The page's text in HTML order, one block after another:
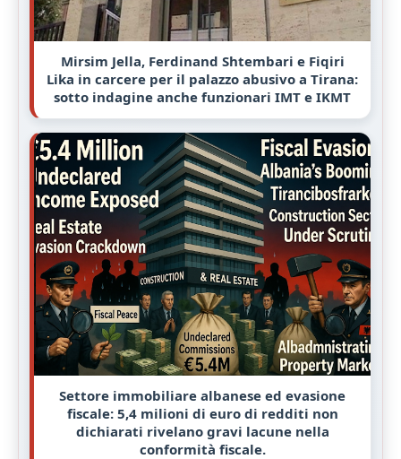
Mirsim Jella, Ferdinand Shtembari e Fiqiri
Lika in carcere per il palazzo abusivo a Tirana:
sotto indagine anche funzionari IMT e IKMT
Settore immobiliare albanese ed evasione
fiscale: 5,4 milioni di euro di redditi non
dichiarati rivelano gravi lacune nella
conformità fiscale.